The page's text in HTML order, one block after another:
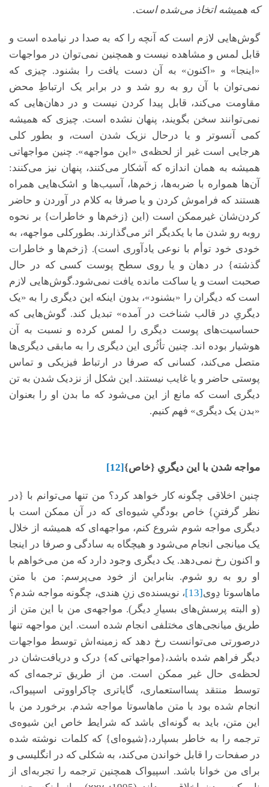
که همیشه اتخاذ می‌شده است.
گوش‌هایی لازم است که آنچه را که به صدا در نیامده است و
قابل لمس و مشاهده نیست و همچنین نمی‌توان در مواجهات
«اینجا» و «اکنون» به آن دست یافت را بشنود. چیزی که
نمی‌توان با آن رو به رو شد و در برابر یک ارتباطِ محض
مقاومت می‌کند، قابل پیدا کردن نیست و در دهان‌هایی که
نمی‌توانند سخن بگویند، پنهان نشده است. چیزی که همیشه
کمی آنسوتر و یا درحال نزیک شدن است، و بطور کلی
هرجایی است غیر از لحظه‌ی «این مواجهه». چنین مواجهاتی
همیشه به همان اندازه که آشکار می‌کنند، پنهان نیز می‌کنند:
آن‌ها همواره با ضربه‌ها، زخم‌ها، آسیب‌ها و اشک‌هایی همراه
هستند که فراموش کردن و یا صرفا به کلام در آوردن و حاضر
کردن‌شان غیرممکن است (این {زخم‌ها و خاطرات} بر نحوه
روبه رو شدن ما با یکدیگر اثر می‌گذارند. بطورکلی مواجهه، به
خودی خود توأم با نوعی یادآوری است). {زخم‌ها و خاطرات
گذشته} در دهان و یا روی سطح پوست کسی که در حال
صحبت است و یا ساکت مانده یافت نمی‌شود.گوش‌هایی لازم
است که دیگران را «بشنود»، بدون اینکه این دیگری را به «یک
دیگریِ در قالب شناخت در آمده» تبدیل کند. گوش‌هایی که
حساسیت‌های پوست دیگری را لمس کرده و نسبت به آن
هوشیار بوده اند. چنین تأثُری این دیگری را به مابقی دیگری‌ها
متصل می‌کند، کسانی که صرفا در ارتباط فیزیکی و تماس
پوستی حاضر و یا غایب نیستند. این شکل از نزدیک شدن به تن
دیگری است که مانع از این می‌شود که ما بدن او را بعنوان
«بدن یک دیگری» فهم کنیم.
مواجه شدن با این دیگریِ {خاص}[12]
چنین اخلاقی چگونه کار خواهد کرد؟ من تنها می‌توانم با {در
نظر گرفتنِ} خاص بودگیِ شیوه‌ای که در آن ممکن است با
دیگری مواجه شوم شروع کنم، مواجهه‌ای که همیشه از خلال
یک میانجی انجام می‌شود و هیچگاه به سادگی و صرفا در اینجا
و اکنون رخ نمی‌دهد. یک دیگری وجود دارد که من می‌خواهم با
او رو به رو شوم. بنابراین از خود می‌پرسم: من با متن
ماهاسوتا دِوی[13]
، نویسنده‌ی زنِ هندی، چگونه مواجه شدم؟
(و البته پرسش‌های بسیارِ دیگر). مواجهه‌ی من با این متن از
طریق میانجی‌های مختلفی انجام شده است. این مواجهه تنها
درصورتی می‌توانست رخ دهد که زمینه‌اش توسط مواجهات
دیگر فراهم شده باشد،{مواجهاتی که} درک و دریافت‌شان در
لحظه‌ی حال غیر ممکن است. من از طریق ترجمه‌ای که
توسط منتقد پسااستعماری، گایاتری چاکراووتی اسپیواک،
انجام شده بود با متن ماهاسوتا مواجه شدم. برخورد من با
این متن، باید به گونه‌ای باشد که شرایط خاص این شیوه‌ی
ترجمه را به خاطر بسپارد،{شیوه‌‌ای} که کلمات نوشته شده
در صفحات را قابل خواندن می‌کند، به شکلی که در انگلیسی و
برای من خوانا باشد. اسپیواک همچنین ترجمه را تجربه‌ای از